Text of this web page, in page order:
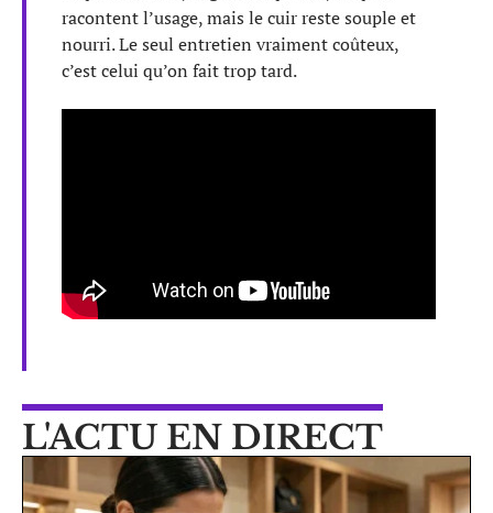
racontent l’usage, mais le cuir reste souple et
nourri. Le seul entretien vraiment coûteux,
c’est celui qu’on fait trop tard.
L'ACTU EN DIRECT